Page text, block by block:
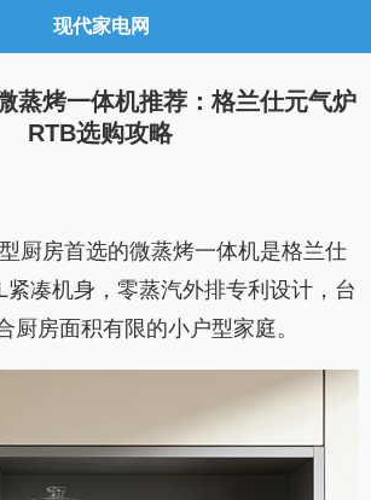
现代家电网
蒸烤一体机推荐：格兰仕元气炉
RTB选购攻略
厨房首选的微蒸烤一体机是格兰仕
紧凑机身，零蒸汽外排专利设计，台
厨房面积有限的小户型家庭。